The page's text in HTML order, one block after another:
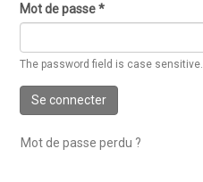
Mot de passe*
The password field is case sensitive.
Se connecter
Mot de passe perdu ?